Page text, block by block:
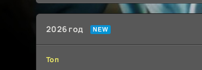
(2026)
2026 год
Топ